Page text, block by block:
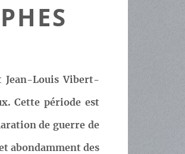
Jean-Louis Vibert-
Cette période est
de guerre de
abondamment des